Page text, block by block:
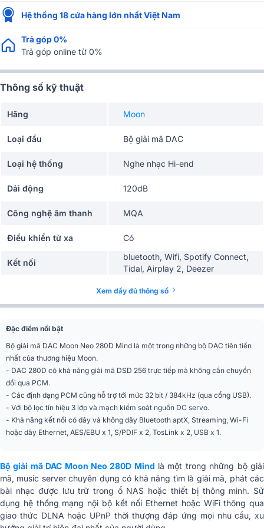
Hệ thống 18 cửa hàng lớn nhất Việt Nam
Trả góp 0%
Trả góp online từ 0%
Thông số kỹ thuật
Hãng Moon
Loại đầu Bộ giải mã DAC
Loại hệ thống Nghe nhạc Hi-end
Dải động 120dB
Công nghệ âm thanh MQA
Điều khiển từ xa Có
Kết nối
bluetooth, Wifi, Spotify Connect,
Tidal, Airplay 2, Deezer
TosLink
Đáp ứng tần số (toàn
dải)
2 Hz - 100 kHz + 0 / -3 dB
THD 0,001%
Tỷ lệ tín hiệu trên
nhiễu
118 dB
Phạm vi độ sâu bit
PCM
16 - 32 bit
Tần suất lấy mẫu PCM 44,1 - 384 kHz
Xem đầy đủ thông số
Đặc điểm nổi bật
Bộ giải mã DAC Moon Neo 280D Mind là một trong những bộ DAC tiên tiến
nhất của thương hiệu Moon.
- DAC 280D có khả năng giải mã DSD 256 trực tiếp mà không cần chuyển
đổi qua PCM.
- Các định dạng PCM cũng hỗ trợ tới mức 32 bit / 384kHz (qua cổng USB).
- Với bộ lọc tín hiệu 3 lớp và mạch kiểm soát nguồn DC servo.
- Khả năng kết nối có dây và không dây Bluetooth aptX, Streaming, Wi-Fi
hoặc dây Ethernet, AES/EBU x 1, S/PDIF x 2, TosLink x 2, USB x 1.
Bộ giải mã DAC Moon Neo 280D Mind là một trong những bộ giải
mã, music server chuyên dụng có khả năng tìm là giải mã, phát các
bài nhạc được lưu trữ trong ổ NAS hoặc thiết bị thông minh. Sử
dụng hệ thống mạng nội bộ kết nối Ethernet hoặc WiFi thông qua
giao thức DLNA hoặc UPnP thời thượng đáp ứng mọi nhu cầu, xu